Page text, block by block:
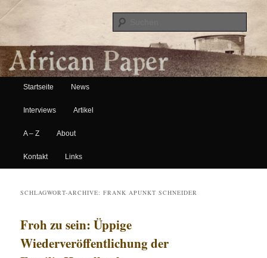
African Paper
Hauptmenü
Zum Inhalt wechseln
Zum sekundären Inhalt wechseln
Startseite News
Interviews Artikel
A – Z About
Kontakt Links
SCHLAGWORT-ARCHIVE:FRANK APUNKT SCHNEIDER
Froh zu sein: Üppige
Wiederveröffentlichung der